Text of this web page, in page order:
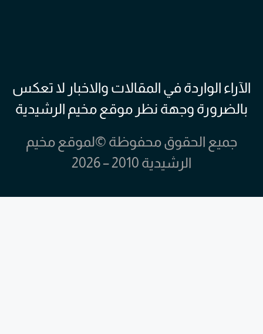
الآراء الواردة في المقالات والاخبار لا تعكس
بالضرورة وجهة نظر موقع مخيم الرشيدية
جميع الحقوق محفوظة ©لموقع مخيم
الرشيدية 2010 – 2026